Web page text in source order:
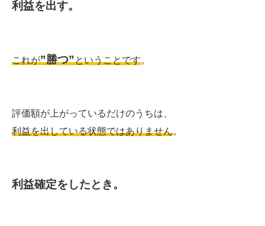
利益を出す。
これが”勝つ”ということです。
評価額が上がっているだけのうちは、
利益を出している状態ではありません。
利益確定をしたとき。